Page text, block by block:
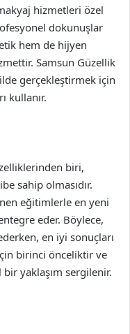
hizmetleri özel
dokunuşlar
hem de hijyen
Samsun Güzellik
gerçekleştirmek için
kullanır.
biri,
sahip olmasıdır.
eğitimlerle en yeni
eder. Böylece,
en iyi sonuçları
birinci önceliktir ve
yaklaşım sergilenir.